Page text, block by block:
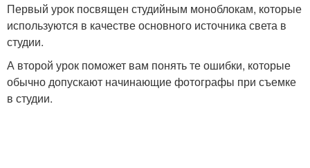
Первый урок посвящен студийным моноблокам, которые
используются в качестве основного источника света в
студии.
А второй урок поможет вам понять те ошибки, которые
обычно допускают начинающие фотографы при съемке
в студии.